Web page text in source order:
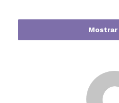
Por lo pronto ya se tienen
promoverse como sede de
Mostrar